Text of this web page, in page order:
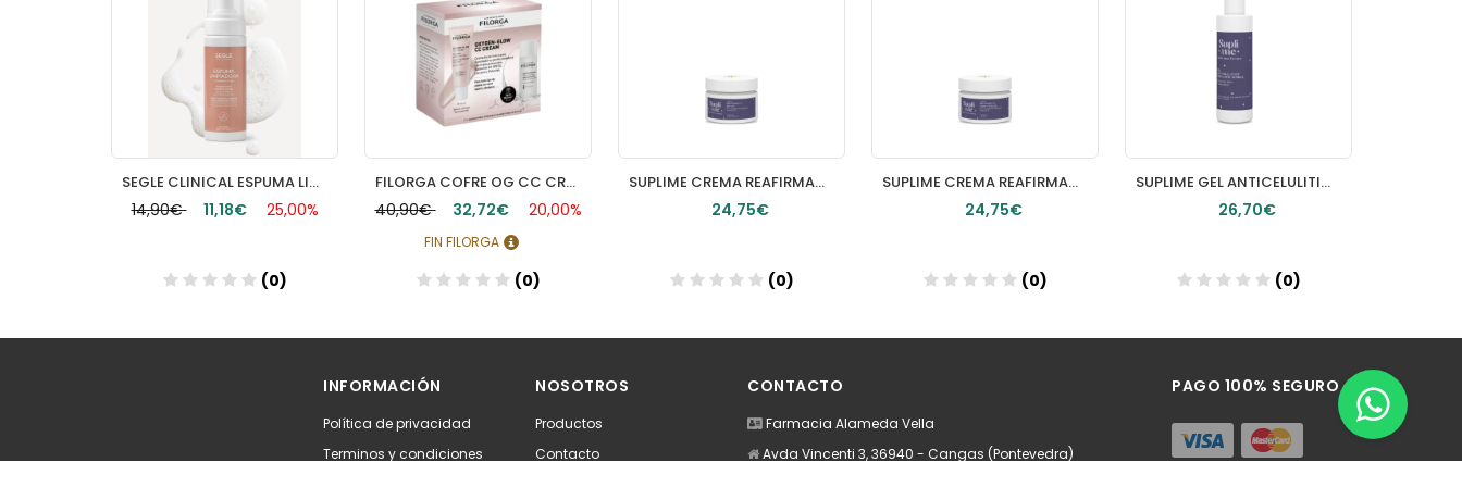
SEGLE CLINICAL ESPUMA LIMPIADORA 1 ENVASE 150 ML
14,90€ 11,18€ 25,00%
(0)
FILORGA COFRE OG CC CREAM
40,90€ 32,72€ 20,00%
FIN FILORGA
(0)
SUPLIME CREMA REAFIRMANTE ANTIOX 50ml
24,75€
(0)
SUPLIME CREMA REAFIRMANTE CARA Y CUELLO TEXTURA LIGERA 50ml
24,75€
(0)
SUPLIME GEL ANTICELULITICO GLOBAL 300ml
26,70€
(0)
INFORMACIÓN
Política de privacidad
Terminos y condiciones
NOSOTROS
Productos
Contacto
CONTACTO
Farmacia Alameda Vella
Avda Vincenti 3, 36940 - Cangas (Pontevedra)
PAGO 100% SEGURO